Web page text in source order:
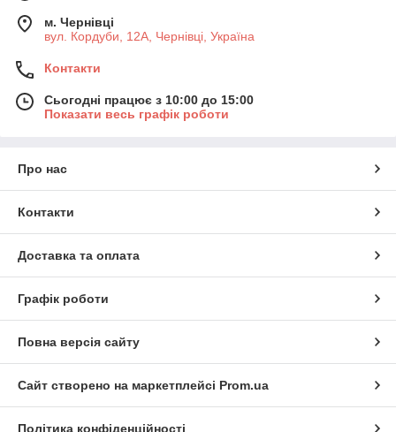
м. Чернівці
вул. Кордуби, 12А, Чернівці, Україна
Контакти
Сьогодні працює з 10:00 до 15:00
Показати весь графік роботи
Про нас
Контакти
Доставка та оплата
Графік роботи
Повна версія сайту
Сайт створено на маркетплейсі Prom.ua
Політика конфіденційності